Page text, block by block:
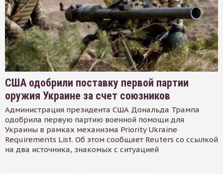
США одобрили поставку первой партии
оружия Украине за счет союзников
Администрация президента США Дональда Трампа
одобрила первую партию военной помощи для
Украины в рамках механизма Priority Ukraine
Requirements List. Об этом сообщает Reuters со ссылкой
на два источника, знакомых с ситуацией